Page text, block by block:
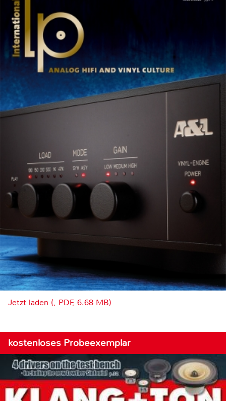
Jetzt laden (, PDF, 6.68 MB)
kostenloses Probeexemplar